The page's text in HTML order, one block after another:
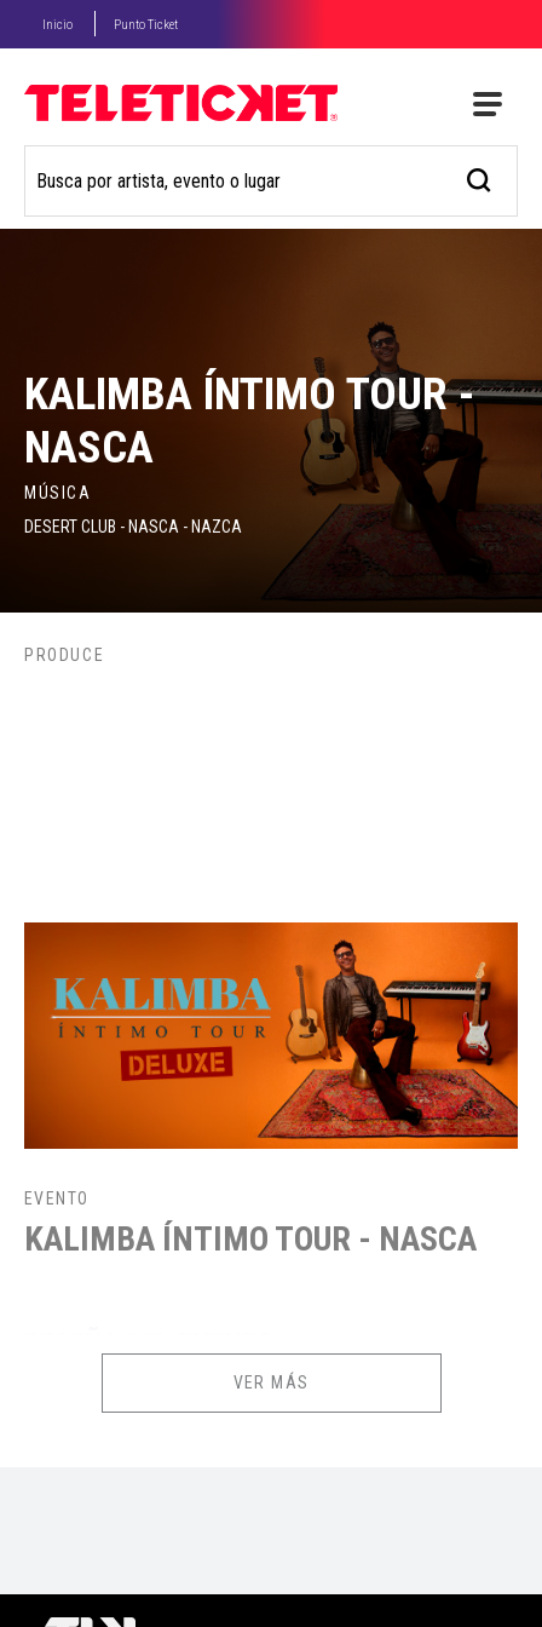
Inicio Punto Ticket
KALIMBA ÍNTIMO TOUR -
NASCA
MÚSICA
DESERT CLUB - NASCA - NAZCA
PRODUCE
EVENTO
KALIMBA ÍNTIMO TOUR - NASCA
VER MÁS